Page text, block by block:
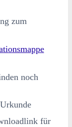
zum
noch
für